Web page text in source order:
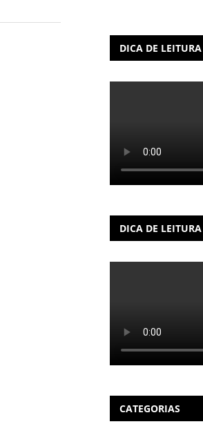
DICA DE LEITURA
DICA DE LEITURA
CATEGORIAS